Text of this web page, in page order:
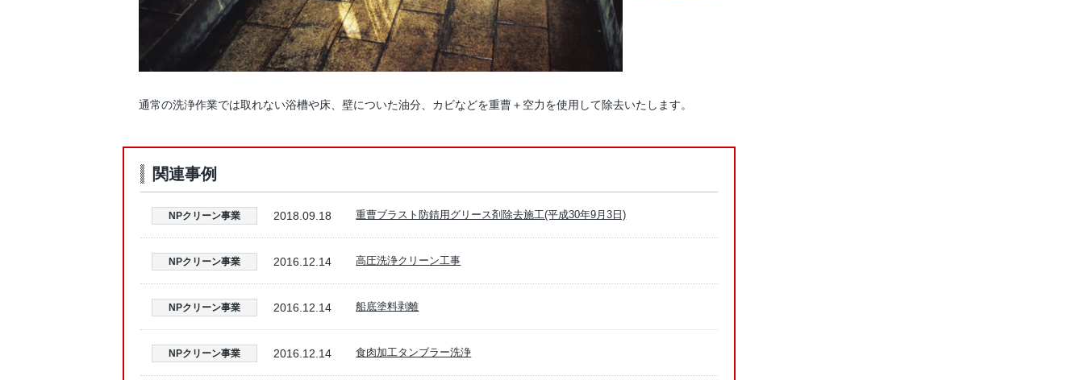
通常の洗浄作業では取れない浴槽や床、壁についた油分、カビなどを重曹＋空力を使用して除去いたします。
関連事例
NPクリーン事業 2018.09.18 重曹ブラスト防錆用グリース剤除去施工(平成30年9月3日)
NPクリーン事業 2016.12.14 高圧洗浄クリーン工事
NPクリーン事業 2016.12.14 船底塗料剥離
NPクリーン事業 2016.12.14 食肉加工タンブラー洗浄